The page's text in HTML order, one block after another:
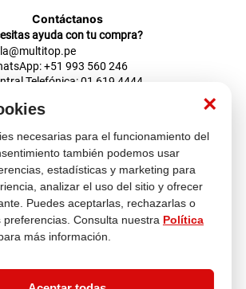
×
necesarias para el funcionamiento del
también podemos usar
estadísticas y marketing para
analizar el uso del sitio y ofrecer
Puedes aceptarlas, rechazarlas o
Consulta nuestra Política
más información.
Contáctanos
ayuda con tu compra?
+51 993 560 246
Telefónica: 01 619 4444
corporativos
de Ventas Empresas
física
Iquitos 670 - 699, La Victoria
8:00 a.m. - 6:30 p.m.
9:00 a.m. - 5:00 p.m.